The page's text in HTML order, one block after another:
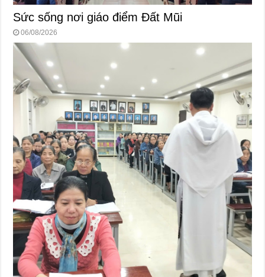
Sức sống nơi giáo điểm Đất Mũi
06/08/2026